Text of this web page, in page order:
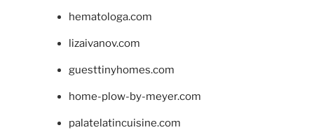
hematologa.com
lizaivanov.com
guesttinyhomes.com
home-plow-by-meyer.com
palatelatincuisine.com